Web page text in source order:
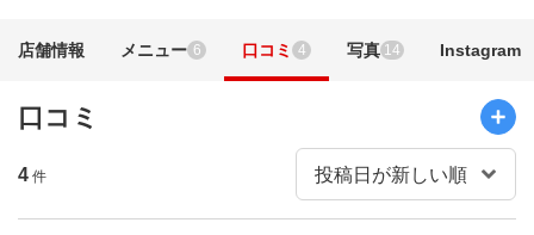
店舗情報 メニュー 6 口コミ 4 写真 14 Instagram
口コミ
4 件